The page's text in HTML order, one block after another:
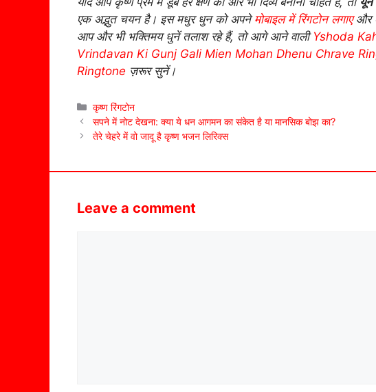
एक अद्भुत चयन है। इस मधुर धुन को अपनेमोबाइल में रिंगटोन लगाएऔर
आप और भी भक्तिमय धुनें तलाश रहे हैं, तो आगे आने वाली Yshoda
Vrindavan Ki Gunj Gali Mien Mohan Dhenu Chrave
Ringtone ज़रूर सुनें।
Categories
कृष्ण रिंगटोन
सपने में नोट देखना: क्या ये धन आगमन का संकेत है या मानसिक बोझ का?
तेरे चेहरे में वो जादू है कृष्ण भजन लिरिक्स
Leave a comment